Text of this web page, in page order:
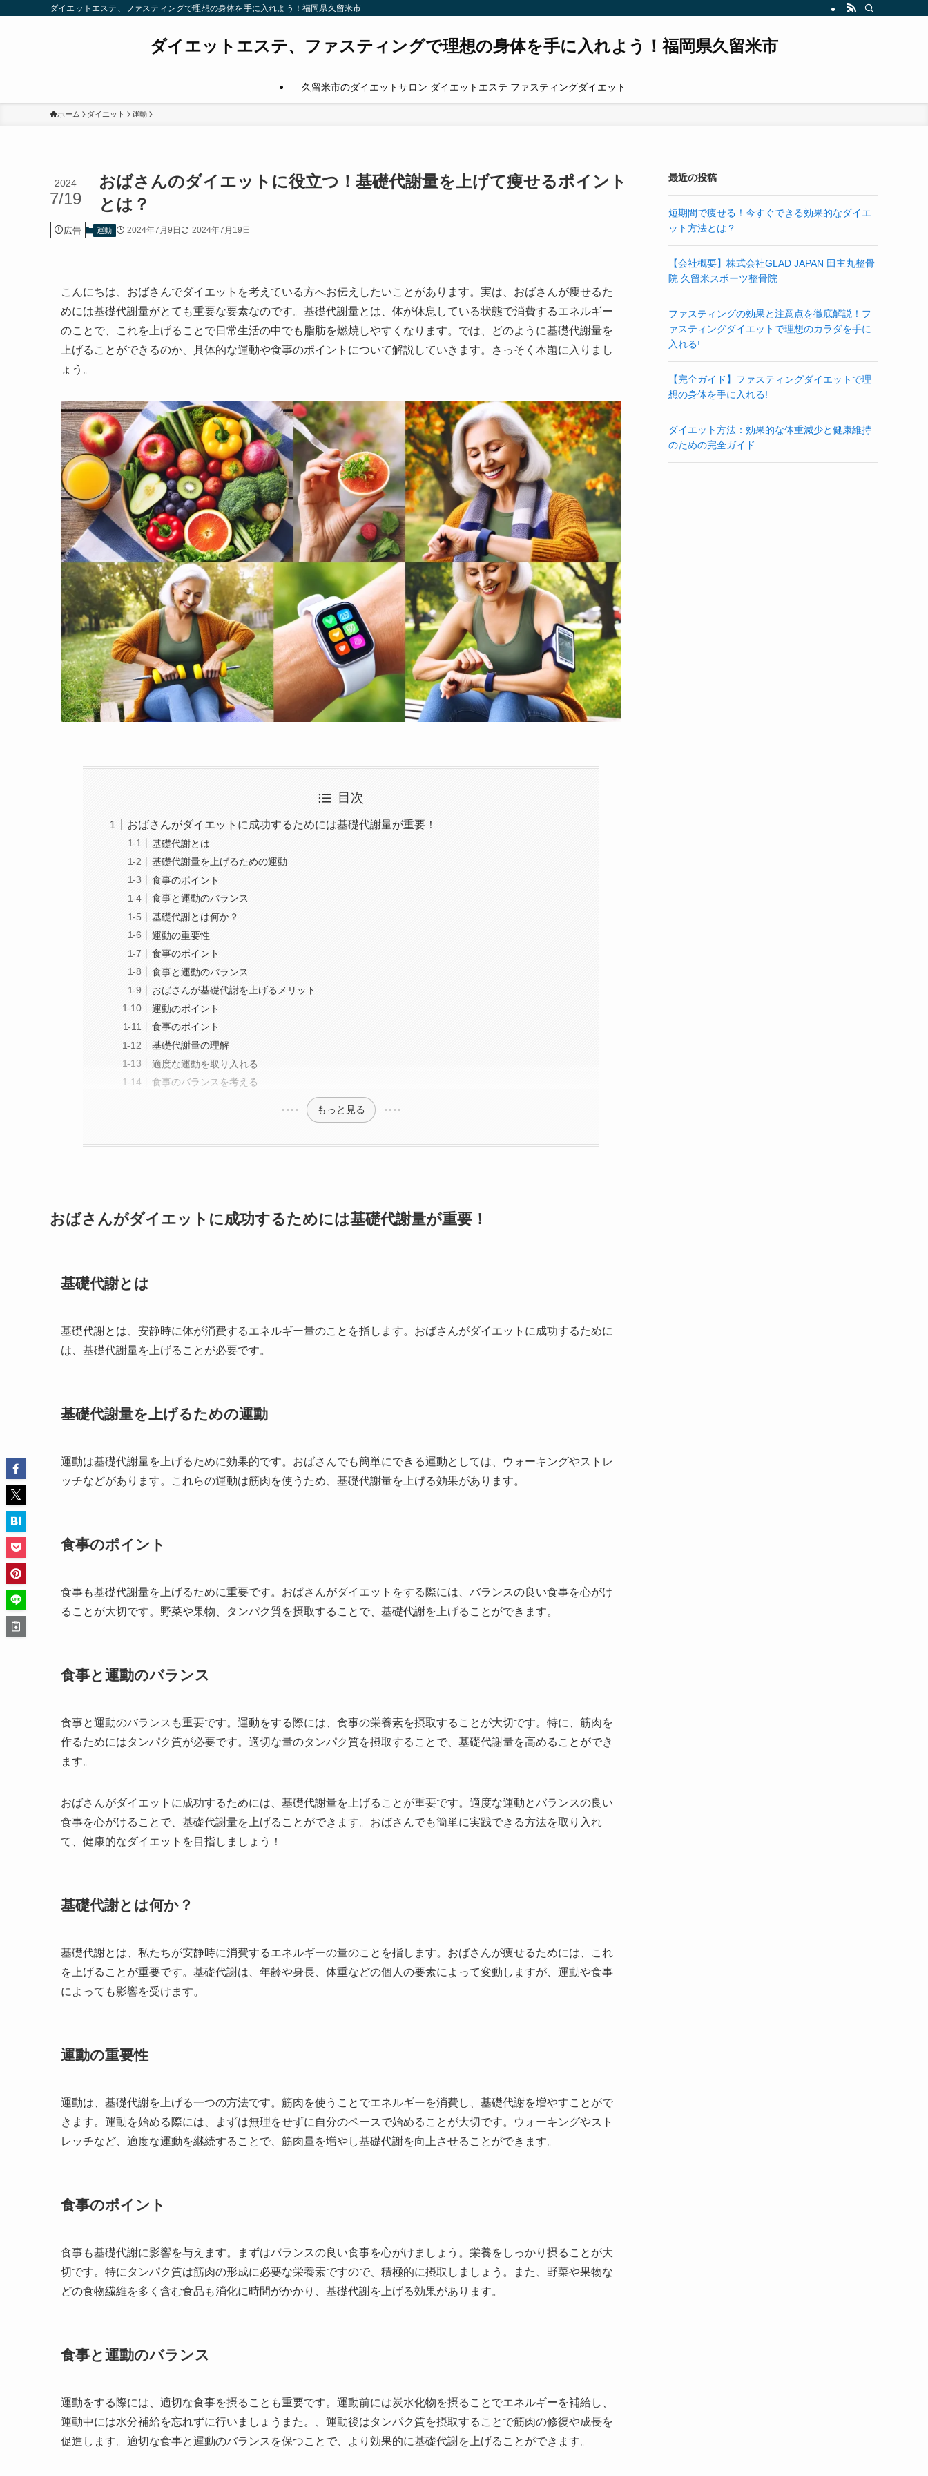
ダイエットエステ、ファスティングで理想の身体を手に入れよう！福岡県久留米市
ダイエットエステ、ファスティングで理想の身体を手に入れよう！福岡県久留米市
久留米市のダイエットサロン ダイエットエステ ファスティングダイエット
ホーム ダイエット 運動
おばさんのダイエットに役立つ！基礎代謝量を上げて痩せるポイント
とは？
2024
7/19
広告 運動 2024年7月9日 2024年7月19日
こんにちは、おばさんでダイエットを考えている方へお伝えしたいことがあります。実は、おばさんが痩せるた
めには基礎代謝量がとても重要な要素なのです。基礎代謝量とは、体が休息している状態で消費するエネルギー
のことで、これを上げることで日常生活の中でも脂肪を燃焼しやすくなります。では、どのように基礎代謝量を
上げることができるのか、具体的な運動や食事のポイントについて解説していきます。さっそく本題に入りまし
ょう。
目次
おばさんがダイエットに成功するためには基礎代謝量が重要！
基礎代謝とは
基礎代謝量を上げるための運動
食事のポイント
食事と運動のバランス
基礎代謝とは何か？
運動の重要性
食事のポイント
食事と運動のバランス
おばさんが基礎代謝を上げるメリット
運動のポイント
食事のポイント
基礎代謝量の理解
適度な運動を取り入れる
食事のバランスを考える
もっと見る
おばさんがダイエットに成功するためには基礎代謝量が重要！
基礎代謝とは
基礎代謝とは、安静時に体が消費するエネルギー量のことを指します。おばさんがダイエットに成功するために
は、基礎代謝量を上げることが必要です。
基礎代謝量を上げるための運動
運動は基礎代謝量を上げるために効果的です。おばさんでも簡単にできる運動としては、ウォーキングやストレ
ッチなどがあります。これらの運動は筋肉を使うため、基礎代謝量を上げる効果があります。
食事のポイント
食事も基礎代謝量を上げるために重要です。おばさんがダイエットをする際には、バランスの良い食事を心がけ
ることが大切です。野菜や果物、タンパク質を摂取することで、基礎代謝を上げることができます。
食事と運動のバランス
食事と運動のバランスも重要です。運動をする際には、食事の栄養素を摂取することが大切です。特に、筋肉を
作るためにはタンパク質が必要です。適切な量のタンパク質を摂取することで、基礎代謝量を高めることができ
ます。
おばさんがダイエットに成功するためには、基礎代謝量を上げることが重要です。適度な運動とバランスの良い
食事を心がけることで、基礎代謝量を上げることができます。おばさんでも簡単に実践できる方法を取り入れ
て、健康的なダイエットを目指しましょう！
基礎代謝とは何か？
基礎代謝とは、私たちが安静時に消費するエネルギーの量のことを指します。おばさんが痩せるためには、これ
を上げることが重要です。基礎代謝は、年齢や身長、体重などの個人の要素によって変動しますが、運動や食事
によっても影響を受けます。
運動の重要性
運動は、基礎代謝を上げる一つの方法です。筋肉を使うことでエネルギーを消費し、基礎代謝を増やすことがで
きます。運動を始める際には、まずは無理をせずに自分のペースで始めることが大切です。ウォーキングやスト
レッチなど、適度な運動を継続することで、筋肉量を増やし基礎代謝を向上させることができます。
食事のポイント
食事も基礎代謝に影響を与えます。まずはバランスの良い食事を心がけましょう。栄養をしっかり摂ることが大
切です。特にタンパク質は筋肉の形成に必要な栄養素ですので、積極的に摂取しましょう。また、野菜や果物な
どの食物繊維を多く含む食品も消化に時間がかかり、基礎代謝を上げる効果があります。
食事と運動のバランス
運動をする際には、適切な食事を摂ることも重要です。運動前には炭水化物を摂ることでエネルギーを補給し、
運動中には水分補給を忘れずに行いましょうまた。、運動後はタンパク質を摂取することで筋肉の修復や成長を
促進します。適切な食事と運動のバランスを保つことで、より効果的に基礎代謝を上げることができます。
最近の投稿
短期間で痩せる！今すぐできる効果的なダイエ
ット方法とは？
【会社概要】株式会社GLAD JAPAN 田主丸整骨
院 久留米スポーツ整骨院
ファスティングの効果と注意点を徹底解説！フ
ァスティングダイエットで理想のカラダを手に
入れる!
【完全ガイド】ファスティングダイエットで理
想の身体を手に入れる!
ダイエット方法：効果的な体重減少と健康維持
のための完全ガイド